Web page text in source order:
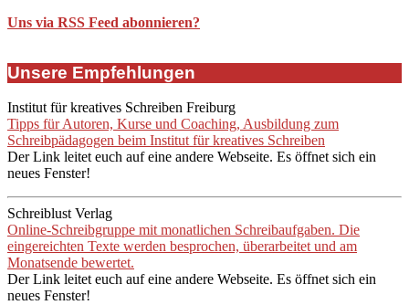
Uns via RSS Feed abonnieren?
Unsere Empfehlungen
Institut für kreatives Schreiben Freiburg
Tipps für Autoren, Kurse und Coaching, Ausbildung zum
Schreibpädagogen beim Institut für kreatives Schreiben
Der Link leitet euch auf eine andere Webseite. Es öffnet sich ein
neues Fenster!
Schreiblust Verlag
Online-Schreibgruppe mit monatlichen Schreibaufgaben. Die
eingereichten Texte werden besprochen, überarbeitet und am
Monatsende bewertet.
Der Link leitet euch auf eine andere Webseite. Es öffnet sich ein
neues Fenster!